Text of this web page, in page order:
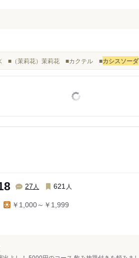
■（茉莉花）茉莉花 ■カクテル ■カシスソーダ
27 人 621 人
￥1,000～￥1,999